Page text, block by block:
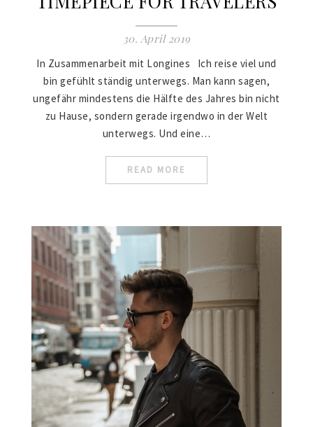
30. April 2019
In Zusammenarbeit mit Longines Ich reise viel und
bin gefühlt ständig unterwegs. Man kann sagen,
ungefähr mindestens die Hälfte des Jahres bin nicht
zu Hause, sondern gerade irgendwo in der Welt
unterwegs. Und eine…
READ MORE